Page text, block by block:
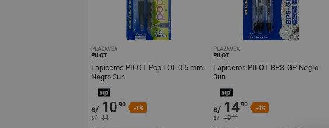
PLAZAVEA
PILOT
Lapiceros PILOT Pop LOL 0.5 mm.
Negro 2un
s/ 10.90
-1%
s/ 11
PLAZAVEA
PILOT
Lapiceros PILOT BPS-GP Negro
3un
s/ 14.90
-4%
s/ 15.60